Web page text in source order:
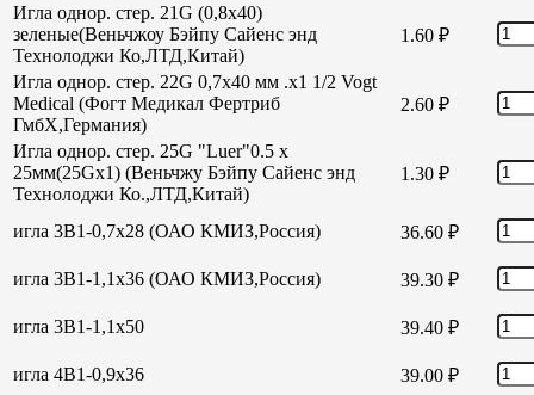
Игла однор. стер. 21G (0,8х40)
зеленые(Веньчжоу Бэйпу Сайенс энд
Технолоджи Ко,ЛТД,Китай)
1.60 ₽
Игла однор. стер. 22G 0,7х40 мм .х1 1/2 Vogt
Medical (Фогт Медикал Фертриб
ГмбХ,Германия)
2.60 ₽
Игла однор. стер. 25G "Luer"0.5 х
25мм(25Gх1) (Веньчжу Бэйпу Сайенс энд
Технолоджи Ко.,ЛТД,Китай)
1.30 ₽
игла 3В1-0,7х28 (ОАО КМИЗ,Россия) 36.60 ₽
игла 3В1-1,1х36 (ОАО КМИЗ,Россия) 39.30 ₽
игла 3В1-1,1х50 39.40 ₽
игла 4В1-0,9х36 39.00 ₽